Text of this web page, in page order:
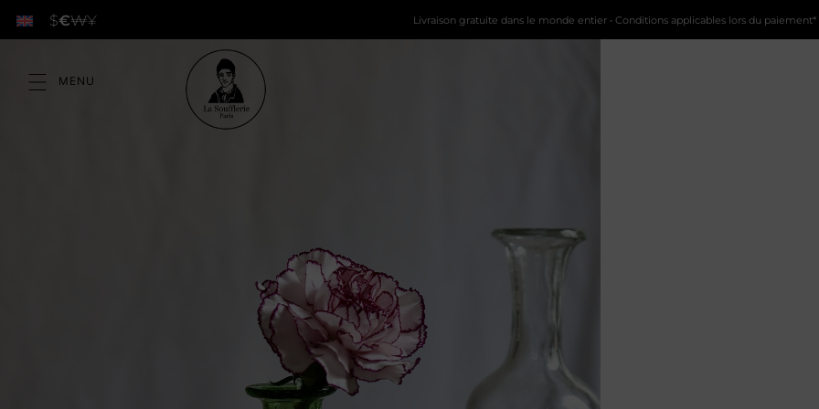
$€₩¥ Livraison gratuite dans le monde entier • Conditions applicables lors du paiement*